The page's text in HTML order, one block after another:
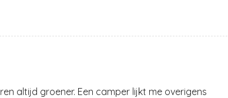
altijd groener. Een camper lijkt me overigens